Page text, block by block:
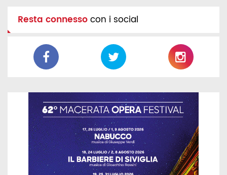
Resta connessocon i social